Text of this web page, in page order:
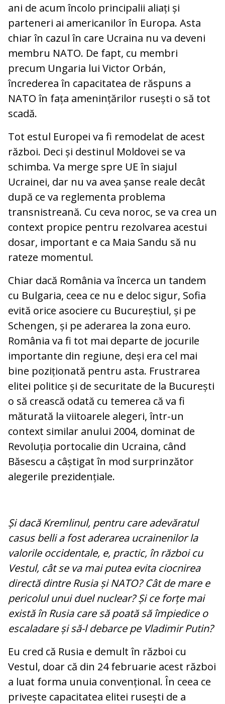
ani de acum încolo principalii aliați și
parteneri ai americanilor în Europa. Asta
chiar în cazul în care Ucraina nu va deveni
membru NATO. De fapt, cu membri
precum Ungaria lui Victor Orbán,
încrederea în capacitatea de răspuns a
NATO în fața amenințărilor rusești o să tot
scadă.
Tot estul Europei va fi remodelat de acest
război. Deci și destinul Moldovei se va
schimba. Va merge spre UE în siajul
Ucrainei, dar nu va avea șanse reale decât
după ce va reglementa problema
transnistreană. Cu ceva noroc, se va crea un
context propice pentru rezolvarea acestui
dosar, important e ca Maia Sandu să nu
rateze momentul.
Chiar dacă România va încerca un tandem
cu Bulgaria, ceea ce nu e deloc sigur, Sofia
evită orice asociere cu Bucureștiul, și pe
Schengen, și pe aderarea la zona euro.
România va fi tot mai departe de jocurile
importante din regiune, deși era cel mai
bine poziționată pentru asta. Frustrarea
elitei politice și de securitate de la București
o să crească odată cu temerea că va fi
măturată la viitoarele alegeri, într-un
context similar anului 2004, dominat de
Revoluția portocalie din Ucraina, când
Băsescu a câștigat în mod surprinzător
alegerile prezidențiale.
Și dacă Kremlinul, pentru care adevăratul
casus belli a fost aderarea ucrainenilor la
valorile occidentale, e, practic, în război cu
Vestul, cât se va mai putea evita ciocnirea
directă dintre Rusia și NATO? Cât de mare e
pericolul unui duel nuclear? Și ce forțe mai
există în Rusia care să poată să împiedice o
escaladare și să-l debarce pe Vladimir Putin?
Eu cred că Rusia e demult în război cu
Vestul, doar că din 24 februarie acest război
a luat forma unuia convențional. În ceea ce
privește capacitatea elitei rusești de a